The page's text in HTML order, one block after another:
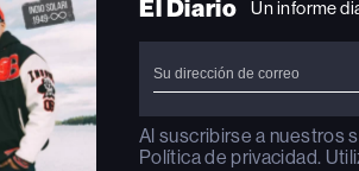
El Diario Un informe
Al suscribirse a nuestros
Política de privacidad.